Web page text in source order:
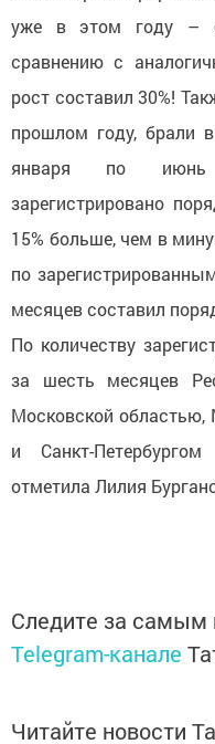
уже в этом году –
сравнению с
рост составил 30%!
прошлом году, брали
января по июнь
зарегистрировано
15% больше, чем в
по
месяцев составил
По количеству
за шесть месяцев
Московской областью,
и Санкт-
отметила Лилия
Следите за
Telegram-канале
Читайте новости